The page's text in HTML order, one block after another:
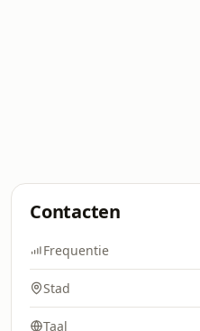
Contacten
Frequentie
Stad
Taal